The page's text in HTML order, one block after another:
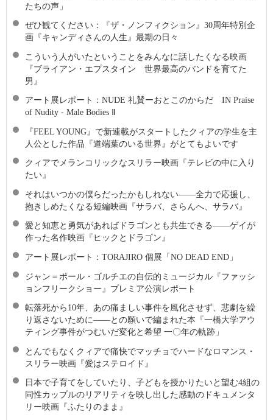
たちの声」
ぜひ観てください：『ザ・ノンフィクション』30周年特別企
画『キャンディさんの人生』最期の日々
こういう人がいたということをみんなに話したくなる映画
『ブライアン・エプスタイン 世界最高のバンドを育てた
男』
アート展レポート：NUDE 礼賛ーおとこのからだ IN Praise
of Nudity - Male Bodies Ⅱ
『FEEL YOUNG』で新連載がスタートしたクィアの学生を主
人公とした作品『道端葉のいる世界』がとてもよいです
クィアでメランコリックなスリラー映画『テレビの中に入り
たい』
それはいつかの僕らだったかもしれない――全力で応援し、
抱きしめたくなる短編映画『サラバ、さらんへ、サラバ』
愛と知恵と勇気があればドラゴンとも共生できる――ゲイが
作った名作映画『ヒックとドラゴン』
アート展レポート：TORAJIRO 個展「NO DEAD END」
ジャン＝ポール・ゴルチエの自伝的ミュージカル『ファッシ
ョンフリークショー』プレミア公演レポート
転落死から10年、あの痛ましい事件を風化させず、悲劇を繰
り返さないために――との願いで編まれた本『一橋大学アウ
ティング事件がつむいだ変化と希望 一〇年の軌跡」
とんでもなくクィアで痛快でマッチョでハードなロマンス・
スリラー映画『愛はステロイド』
日本で子育てをしていたり、子どもを授かりたいと望む4組の
同性カップルのリアリティを映し出した感動のドキュメンタ
リー映画『ふたりのまま』